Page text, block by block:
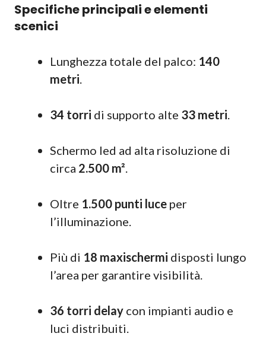
Specifiche principali e elementi
scenici
Lunghezza totale del palco: 140
metri.
34 torri di supporto alte 33 metri.
Schermo led ad alta risoluzione di
circa 2.500 m².
Oltre 1.500 punti luce per
l’illuminazione.
Più di 18 maxischermi disposti lungo
l’area per garantire visibilità.
36 torri delay con impianti audio e
luci distribuiti.